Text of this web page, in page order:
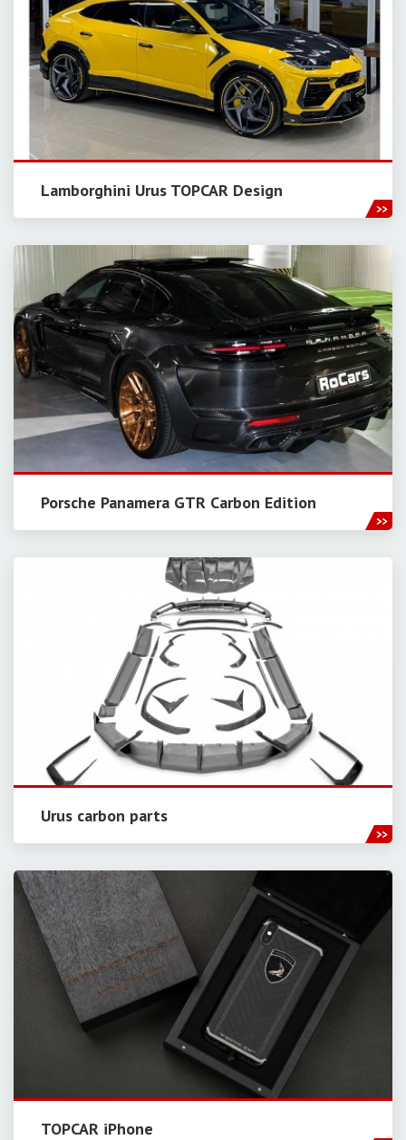
Lamborghini Urus TOPCAR Design
Porsche Panamera GTR Carbon Edition
Urus carbon parts
TOPCAR iPhone